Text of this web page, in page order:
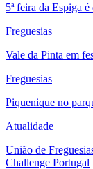
5ª feira da Espiga
Freguesias
Vale da Pinta em
Freguesias
Piquenique no
Atualidade
União de
Challenge Portugal